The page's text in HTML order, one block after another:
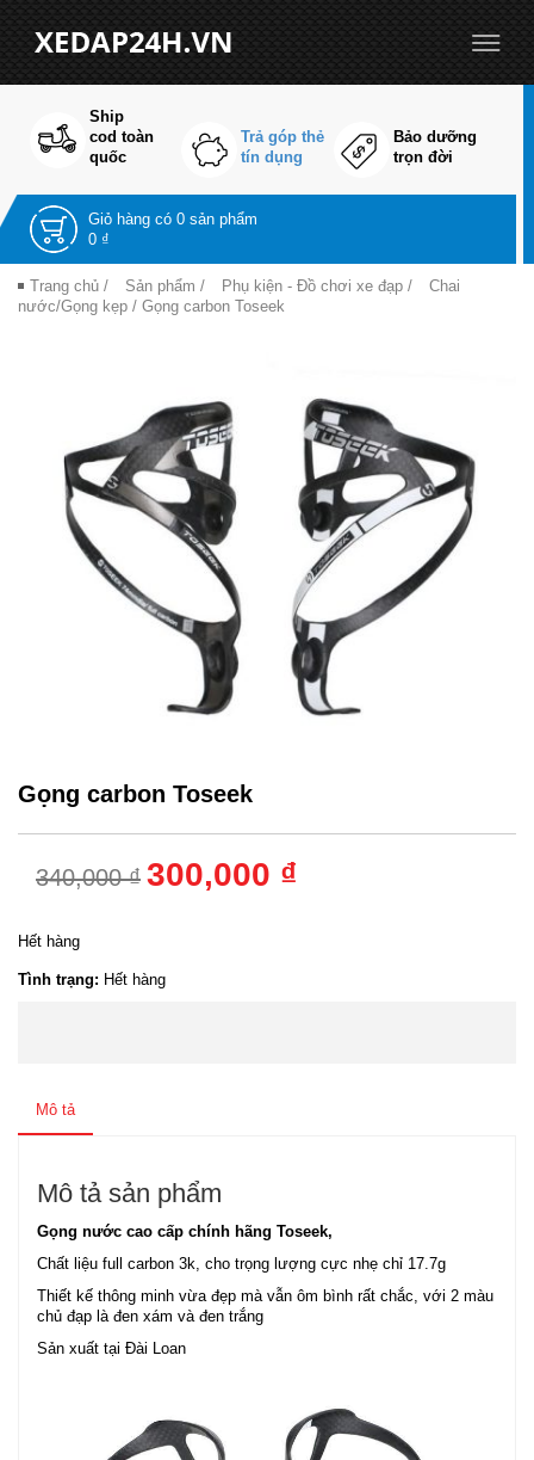
Ship
cod toàn
quốc
Trả góp thẻ
tín dụng
Bảo dưỡng
trọn đời
Giỏ hàng có 0 sản phẩm
0 ₫
Trang chủ / Sản phẩm / Phụ kiện - Đồ chơi xe đạp /
Chai
nước/Gọng kẹp / Gọng carbon Toseek
Gọng carbon Toseek
340,000 ₫ 300,000 ₫
Hết hàng
Tình trạng: Hết hàng
Mô tả
Mô tả sản phẩm
Gọng nước cao cấp chính hãng Toseek,
Chất liệu full carbon 3k, cho trọng lượng cực nhẹ chỉ 17.7g
Thiết kế thông minh vừa đẹp mà vẫn ôm bình rất chắc, với 2 màu
chủ đạp là đen xám và đen trắng
Sản xuất tại Đài Loan